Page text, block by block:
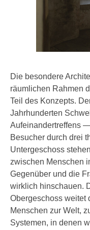
Die besondere
räumlichen Rahmen
Teil des Konzepts.
Jahrhunderten
Aufeinandertreffens
Besucher durch drei
Untergeschoss
zwischen Menschen
Gegenüber und die
wirklich hinschauen.
Obergeschoss weitet
Menschen zur Welt,
Systemen, in denen